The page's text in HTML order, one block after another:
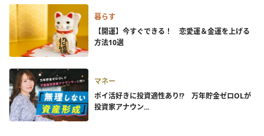
暮らす
【開運】今すぐできる！ 恋愛運＆金運を上げる
方法10選
マネー
ポイ活好きに投資適性あり!? 万年貯金ゼロOLが
投資家アナウン...